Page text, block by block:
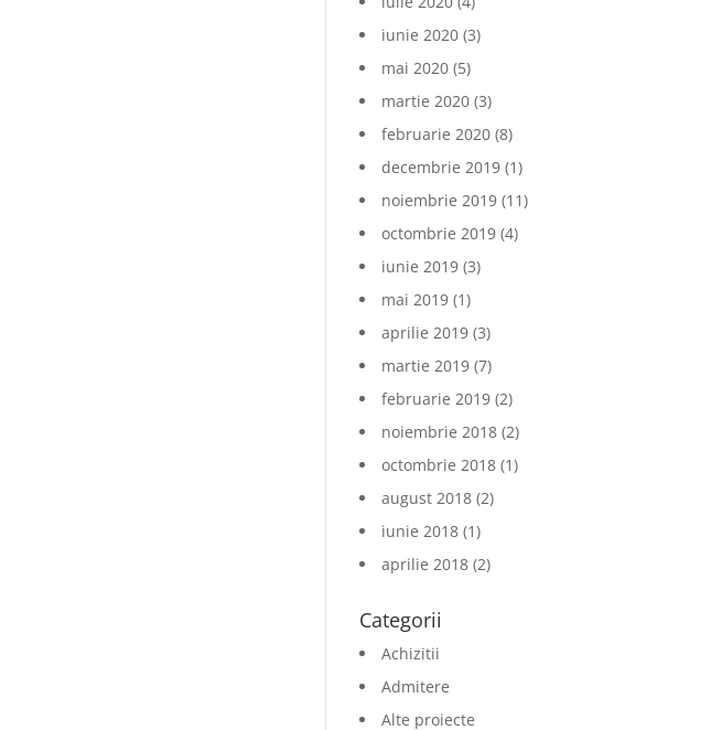
iunie 2020 (3)
mai 2020 (5)
martie 2020 (3)
februarie 2020 (8)
decembrie 2019 (1)
noiembrie 2019 (11)
octombrie 2019 (4)
iunie 2019 (3)
mai 2019 (1)
aprilie 2019 (3)
martie 2019 (7)
februarie 2019 (2)
noiembrie 2018 (2)
octombrie 2018 (1)
august 2018 (2)
iunie 2018 (1)
aprilie 2018 (2)
Categorii
Achizitii
Admitere
Alte proiecte